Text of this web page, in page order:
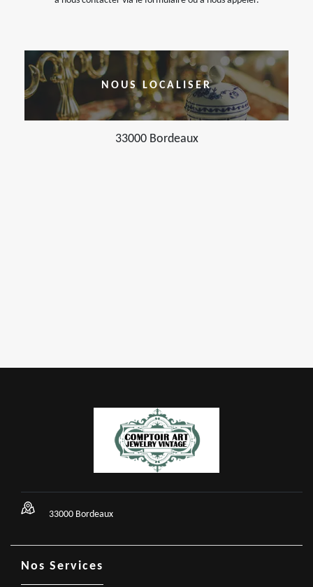
NOUS LOCALISER
33000 Bordeaux
33000 Bordeaux
Nos Services